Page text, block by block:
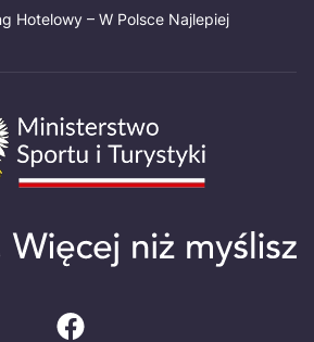
Hotelowy – W Polsce Najlepiej